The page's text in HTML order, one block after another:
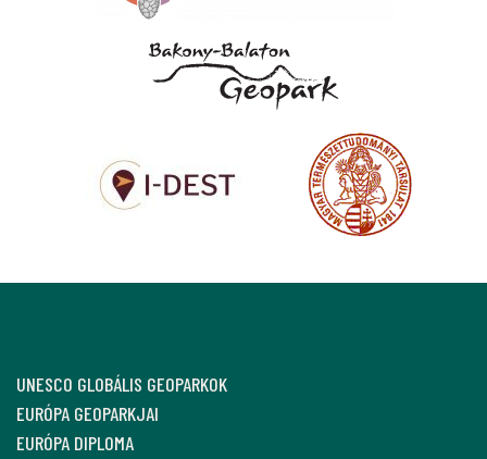
UNESCO GLOBÁLIS GEOPARKOK
EURÓPA GEOPARKJAI
EURÓPA DIPLOMA